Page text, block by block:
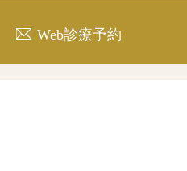
Web診療予約